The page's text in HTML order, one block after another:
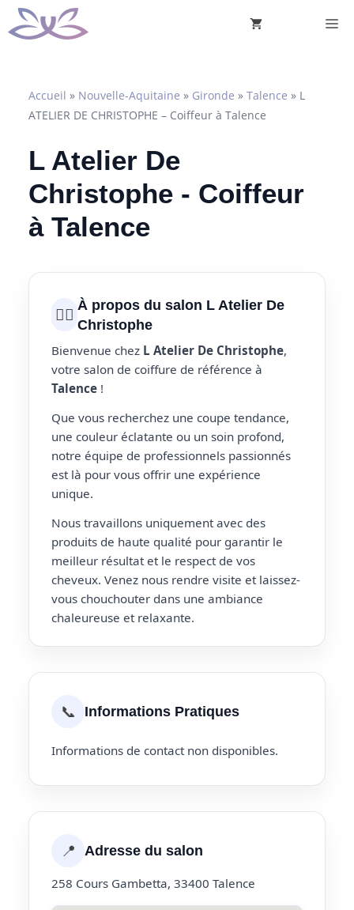
Aller
au
Accueil » Nouvelle-Aquitaine » Gironde » Talence » L
ATELIER DE CHRISTOPHE – Coiffeur à Talence
L Atelier De
Christophe - Coiffeur
à Talence
💇‍♀️ À propos du salon L Atelier De
Christophe
Bienvenue chez L Atelier De Christophe,
votre salon de coiffure de référence à
Talence !
Que vous recherchez une coupe tendance,
une couleur éclatante ou un soin profond,
notre équipe de professionnels passionnés
est là pour vous offrir une expérience
unique.
Nous travaillons uniquement avec des
produits de haute qualité pour garantir le
meilleur résultat et le respect de vos
cheveux. Venez nous rendre visite et laissez-
vous chouchouter dans une ambiance
chaleureuse et relaxante.
📞 Informations Pratiques
Informations de contact non disponibles.
📍 Adresse du salon
258 Cours Gambetta, 33400 Talence